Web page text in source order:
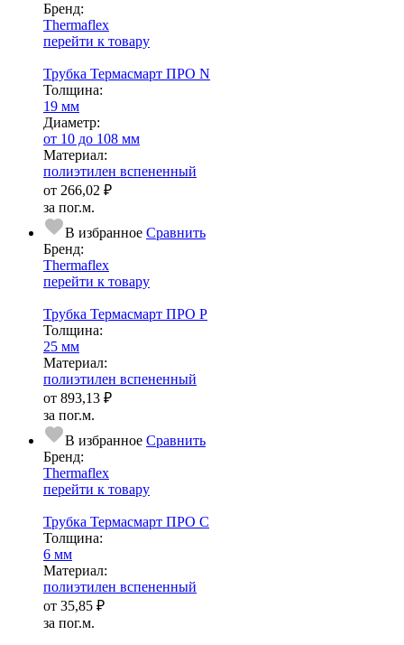
Бренд:
Thermaflex
перейти к товару
Трубка Термасмарт ПРО N
Тол­щи­на:
19 мм
Диаметр:
от 10 до 108 мм
Ма­­те­­ри­­ал:
полиэтилен вспененный
от 266,02 ₽
за пог.м.
В избранное Сравнить
Бренд:
Thermaflex
перейти к товару
Трубка Термасмарт ПРО Р
Тол­щи­на:
25 мм
Ма­­те­­ри­­ал:
полиэтилен вспененный
от 893,13 ₽
за пог.м.
В избранное Сравнить
Бренд:
Thermaflex
перейти к товару
Трубка Термасмарт ПРО С
Тол­щи­на:
6 мм
Ма­­те­­ри­­ал:
полиэтилен вспененный
от 35,85 ₽
за пог.м.